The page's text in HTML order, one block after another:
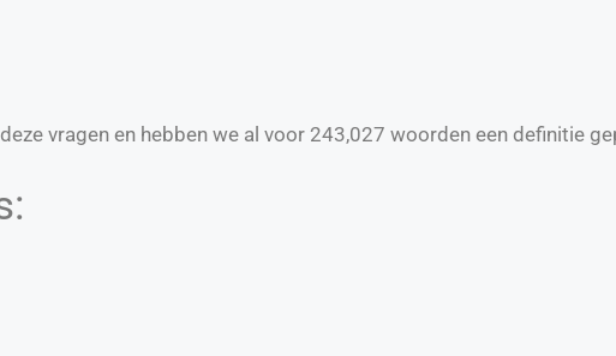
vragen en hebben we al voor 243,027 woorden een definitie